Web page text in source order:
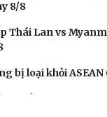
8/8
Thái Lan vs
bị loại khỏi ASEAN